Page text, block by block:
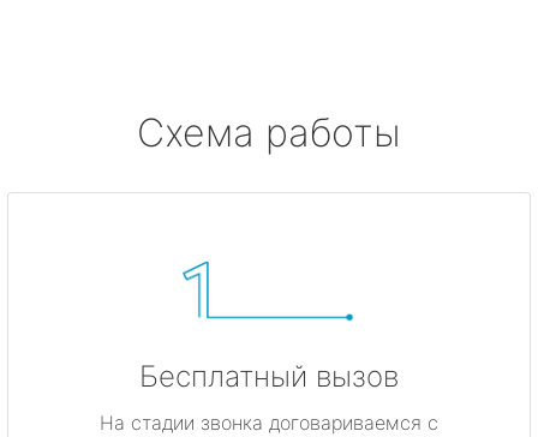
Схема работы
Бесплатный вызов
На стадии звонка договариваемся с